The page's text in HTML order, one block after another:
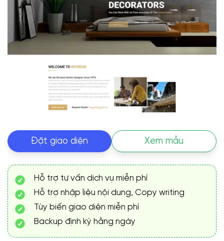
Đặt giao diện Xem mẫu
Hỗ trợ tư vấn dịch vụ miễn phí
Hỗ trợ nhập liệu nội dung, Copy writing
Tùy biến giao diện miễn phí
Backup định kỳ hằng ngày